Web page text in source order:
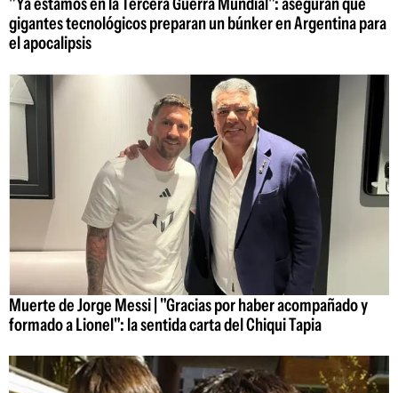
gigantes tecnológicos preparan un búnker en Argentina para
el apocalipsis
Muerte de Jorge Messi | "Gracias por haber acompañado y
formado a Lionel": la sentida carta del Chiqui Tapia